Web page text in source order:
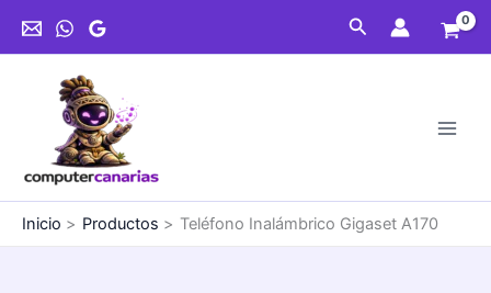
Buscar
Inicio Productos Teléfono Inalámbrico Gigaset A170